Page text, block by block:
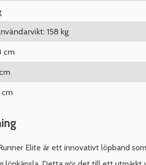
158 kg
cm
Elite är ett innovativt löpband